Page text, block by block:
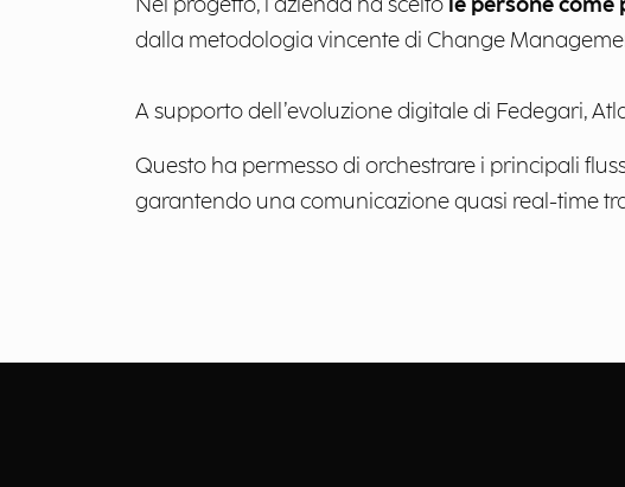
dalla metodologia vincente di Change
A supporto dell’evoluzione digitale di Fedegari,
Questo ha permesso di orchestrare i principali
garantendo una comunicazione quasi real-time